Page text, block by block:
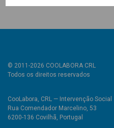
© 2011-2026 COOLABORA CRL
Todos os direitos reservados
CooLabora, CRL — Intervenção Social
Rua Comendador Marcelino, 53
6200-136 Covilhã, Portugal